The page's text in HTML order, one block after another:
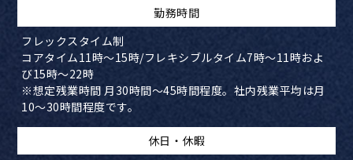
​勤務時間
フレックスタイム制
コアタイム11時～15時/フレキシブルタイム7時～11時およ
び15時～22時
※想定残業時間 月30時間～45時間程度。社内残業平均は月
10～30時間程度です。
​休日・休暇